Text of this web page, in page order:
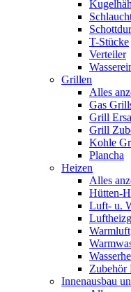
T-Stücke
Verteiler
Grillen
Alles
Gas
Grill
Grill
Kohle
Plancha
Heizen
Alles
Hütten-
Luft- u.
Zubehör
Innenausbau